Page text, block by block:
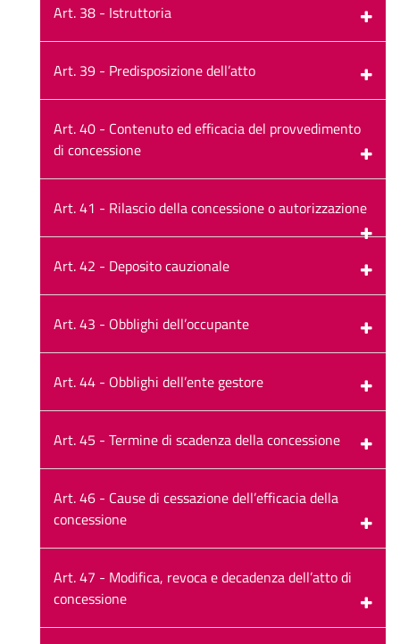
Art. 38 - Istruttoria
Art. 39 - Predisposizione dell’atto
Art. 40 - Contenuto ed efficacia del provvedimento
di concessione
Art. 41 - Rilascio della concessione o autorizzazione
Art. 42 - Deposito cauzionale
Art. 43 - Obblighi dell’occupante
Art. 44 - Obblighi dell’ente gestore
Art. 45 - Termine di scadenza della concessione
Art. 46 - Cause di cessazione dell’efficacia della
concessione
Art. 47 - Modifica, revoca e decadenza dell’atto di
concessione